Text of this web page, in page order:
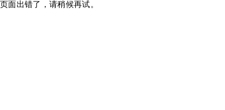
页面出错了，请稍候再试。